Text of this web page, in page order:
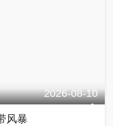
2026-08-10
风暴